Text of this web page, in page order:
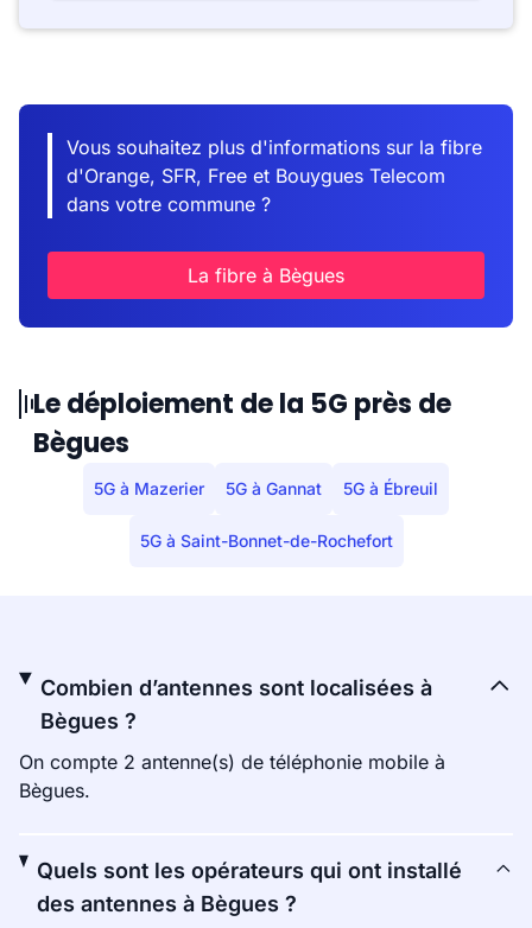
Vous souhaitez plus d'informations sur la fibre
d'Orange, SFR, Free et Bouygues Telecom
dans votre commune ?
La fibre à Bègues
Le déploiement de la 5G près de
Bègues
5G à Mazerier 5G à Gannat 5G à Ébreuil
5G à Saint-Bonnet-de-Rochefort
Combien d’antennes sont localisées à
Bègues ?
On compte 2 antenne(s) de téléphonie mobile à
Bègues.
Quels sont les opérateurs qui ont installé
des antennes à Bègues ?